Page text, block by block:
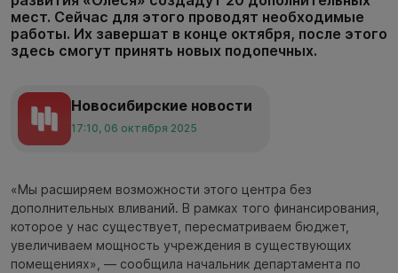
мест. Сейчас для этого проводят необходимые
работы. Их завершат в конце октября, после этого
здесь смогут принять новых подопечных.
Новосибирские новости
17:10, 06 октября 2025
«Мы расширяем возможности этого центра без
дополнительных вливаний. В рамках того финансирования,
которое у нас существует, пересматриваем бюджет,
увеличиваем мощность учреждения в существующих
помещениях», — сообщила начальник департамента по